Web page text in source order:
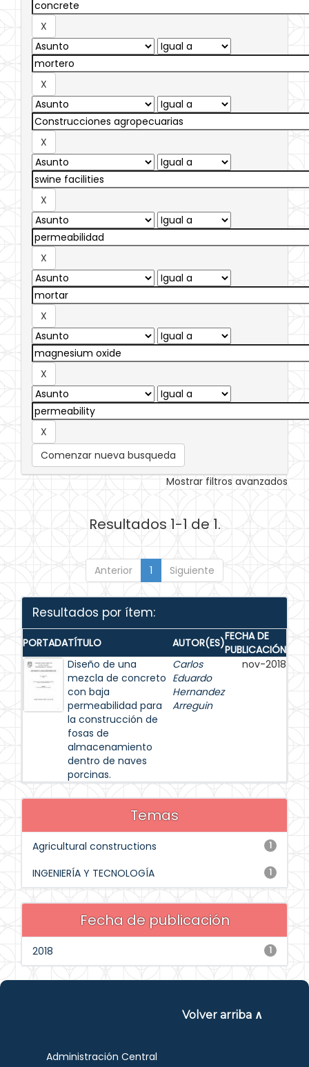
Comenzar nueva busqueda
Mostrar filtros avanzados
Resultados 1-1 de 1.
Anterior 1 Siguiente
Resultados por ítem:
PORTADATÍTULO AUTOR(ES)FECHA DE
PUBLICACIÓN
Diseño de una
mezcla de concreto
con baja
permeabilidad para
la construcción de
fosas de
almacenamiento
dentro de naves
porcinas.
Carlos
Eduardo
Hernandez
Arreguin
nov-2018
Temas
1
Agricultural constructions
1
INGENIERÍA Y TECNOLOGÍA
Fecha de publicación
1
2018
Volver arriba ∧
Administración Central